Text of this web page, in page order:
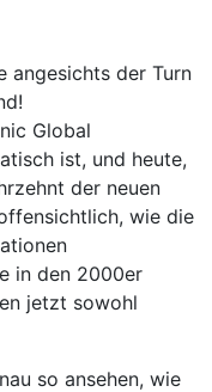
angesichts der Turn
Global
ist, und heute,
der neuen
wie die
in den 2000er
jetzt sowohl
so ansehen, wie